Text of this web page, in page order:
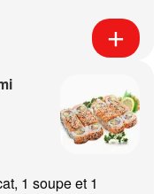
1 soupe et 1